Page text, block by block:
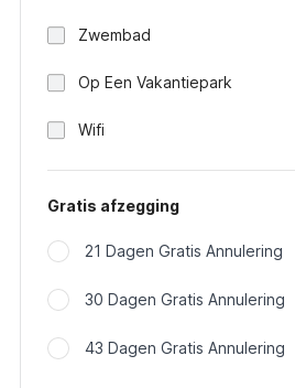
Zwembad
Op Een Vakantiepark
Wifi
Gratis afzegging
21 Dagen Gratis Annulering
30 Dagen Gratis Annulering
43 Dagen Gratis Annulering